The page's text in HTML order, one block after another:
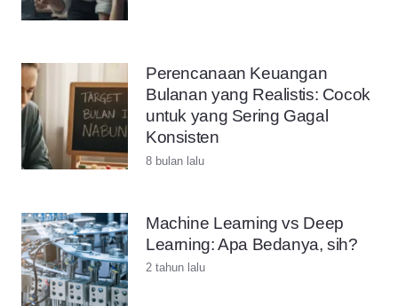
Perencanaan Keuangan
Bulanan yang Realistis: Cocok
untuk yang Sering Gagal
Konsisten
8 bulan lalu
Machine Learning vs Deep
Learning: Apa Bedanya, sih?
2 tahun lalu